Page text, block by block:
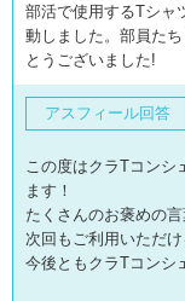
部活で使用するTシャ
動しました。部員た
とうございました!
アスフィール回答
この度はクラTコンシ
ます！
たくさんのお褒めの
次回もご利用いただ
今後ともクラTコンシ